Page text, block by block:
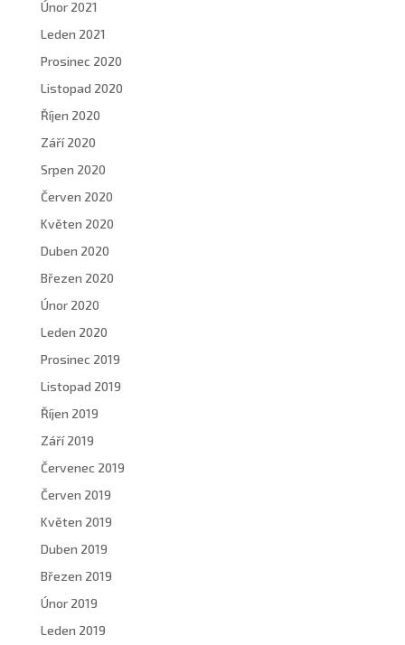
Únor 2021
Leden 2021
Prosinec 2020
Listopad 2020
Říjen 2020
Září 2020
Srpen 2020
Červen 2020
Květen 2020
Duben 2020
Březen 2020
Únor 2020
Leden 2020
Prosinec 2019
Listopad 2019
Říjen 2019
Září 2019
Červenec 2019
Červen 2019
Květen 2019
Duben 2019
Březen 2019
Únor 2019
Leden 2019